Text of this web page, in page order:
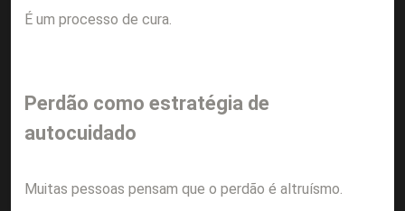
É um processo de cura.
Perdão como estratégia de
autocuidado
Muitas pessoas pensam que o perdão é altruísmo.